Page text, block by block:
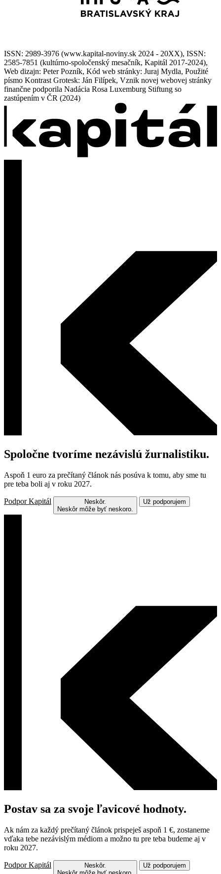
ISSN: 2989-3976 (www.kapital-noviny.sk 2024 - 20XX), ISSN:
2585-7851 (kultúrno-spoločenský mesačník, Kapitál 2017-2024),
Web dizajn: Peter Pozník, Kód web stránky: Juraj Mydla, Použité
písmo Kontrast Grotesk: Ján Filípek, Vznik novej webovej stránky
finančne podporila Nadácia Rosa Luxemburg Stiftung so
zastúpením v ČR (2024)
Spoločne tvoríme nezávislú žurnalistiku.
Aspoň 1 euro za prečítaný článok nás posúva k tomu, aby sme tu
pre teba boli aj v roku 2027.
Podpor Kapitál
Neskôr.
Neskôr môže byť neskoro.
Už podporujem
Postav sa za svoje ľavicové hodnoty.
Ak nám za každý prečítaný článok prispeješ aspoň 1 €, zostaneme
vďaka tebe nezávislým médiom a možno tu pre teba budeme aj v
roku 2027.
Podpor Kapitál
Neskôr.
Už podporujem